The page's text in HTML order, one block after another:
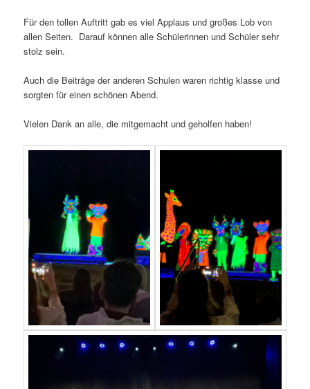
Für den tollen Auftritt gab es viel Applaus und großes Lob von
allen Seiten. Darauf können alle Schülerinnen und Schüler sehr
stolz sein.
Auch die Beiträge der anderen Schulen waren richtig klasse und
sorgten für einen schönen Abend.
Vielen Dank an alle, die mitgemacht und geholfen haben!